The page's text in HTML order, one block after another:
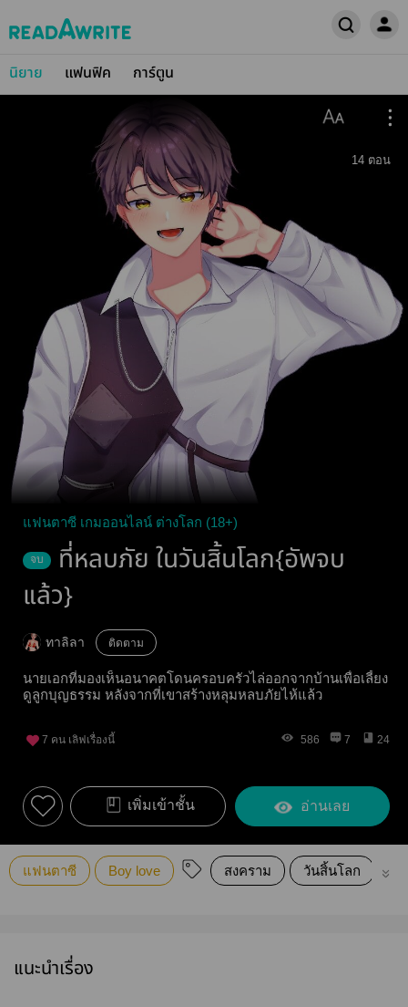
นิยาย แฟนฟิค การ์ตูน
14 ตอน
แฟนตาซี เกมออนไลน์ ต่างโลก (18+)
จบ
ที่หลบภัย ในวันสิ้นโลก{อัพจบ
แล้ว}
ทาลิลา ติดตาม
นายเอกที่มองเห็นอนาคตโดนครอบครัวไล่ออกจากบ้านเพื่อเลี้ยง
ดูลูกบุญธรรม หลังจากที่เขาสร้างหลุมหลบภัยไห้แล้ว
7 คน เลิฟเรื่องนี้ 586 7 24
เพิ่มเข้าชั้น อ่านเลย
แฟนตาซี Boy love สงคราม วันสิ้นโลก
แนะนำเรื่อง